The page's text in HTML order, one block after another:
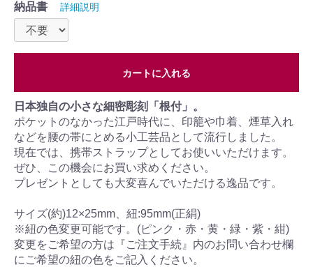
納品書 詳細説明
カートに入れる
日本独自の小さな細密彫刻「根付」。
ポケットのなかった江戸時代に、印籠や巾着、煙草入れ
などを腰の帯にとめる小工芸品として流行しました。
現在では、携帯ストラップとしてお使いいただけます。
ぜひ、この機会にお買い求めください。
プレゼントとしても大変喜んでいただける逸品です。
サイズ(約)12×25mm、紐:95mm(正絹)
※紐の色変更可能です。(ピンク・赤・黄・緑・紫・紺)
変更をご希望の方は『ご注文手続』内のお問い合わせ欄
にご希望の紐の色をご記入ください。